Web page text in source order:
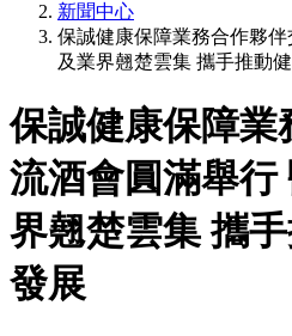
新聞中心
保誠健康保障業務合作夥
及業界翹楚雲集 攜手推動
保誠健康保障業
流酒會圓滿舉行
界翹楚雲集 攜
發展